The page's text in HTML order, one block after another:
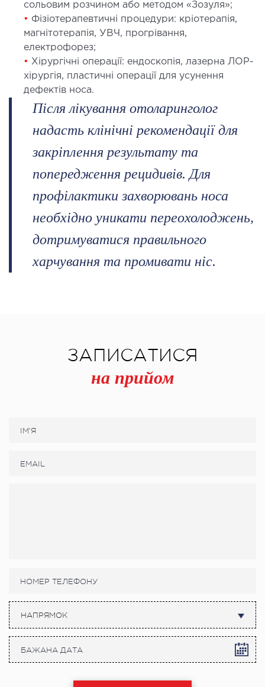
послуги
сольовим розчином або методом «Зозуля»;
• Фізіотерапевтичні процедури: кріотерапія,
магнітотерапія, УВЧ, прогрівання,
електрофорез;
• Хірургічні операції: ендоскопія, лазерна ЛОР-
хірургія, пластичні операції для усунення
дефектів носа.
Після лікування отоларинголог
надасть клінічні рекомендації для
закріплення результату та
попередження рецидивів. Для
профілактики захворювань носа
необхідно уникати переохолоджень,
дотримуватися правильного
харчування та промивати ніс.
ЗАПИСАТИСЯ
на прийом
НАПРЯМОК